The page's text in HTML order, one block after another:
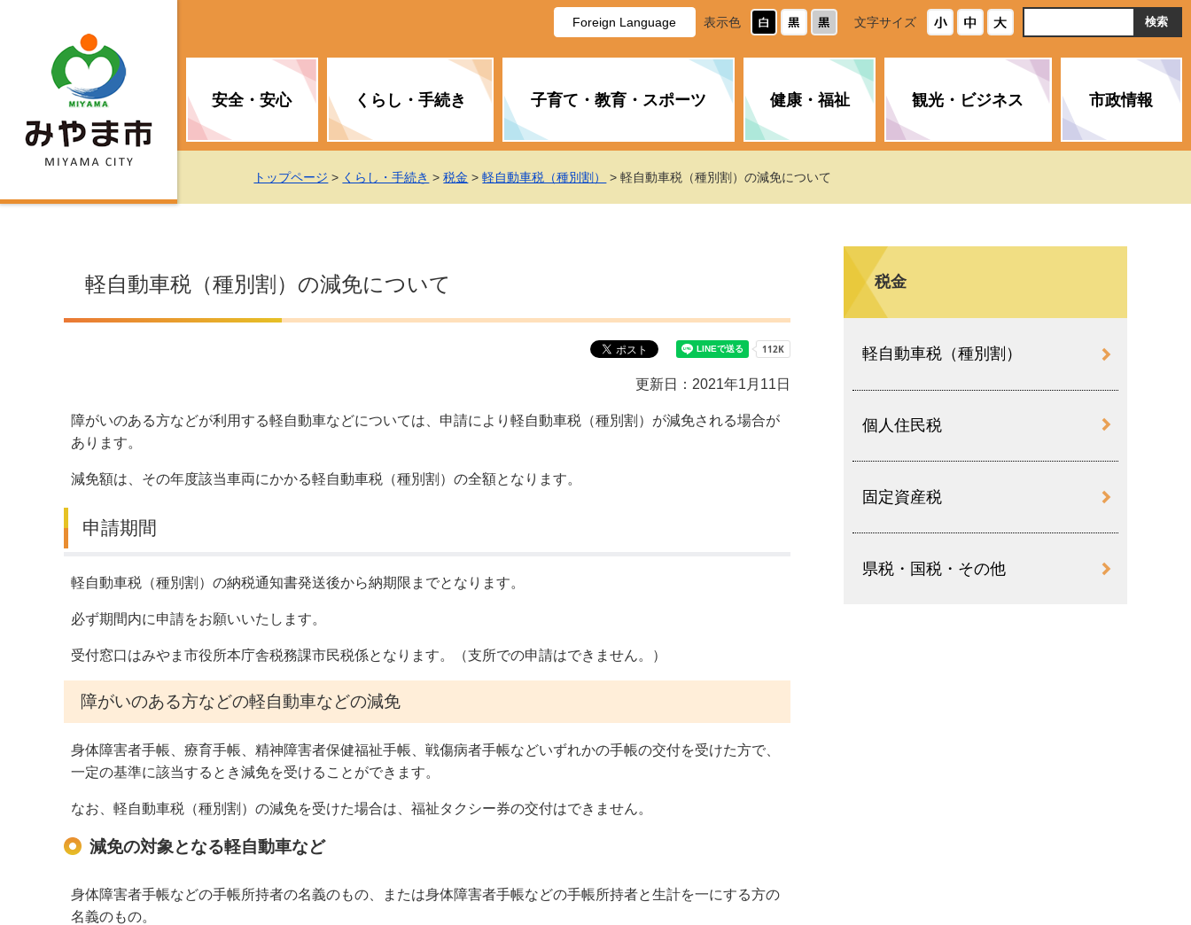
Foreign Language 表示色 文字サイズ
ト
索
安全・安心
お知らせ（安全・安心） 休日・夜間の急病 防災
くらし・手続き
届け出・証明 税金 水道・下水道・浄化槽
移住・定住支援
デジタル地域通貨
子育て・教育・スポーツ
教育 生涯学習
健康・福祉
国民健康保険 計画
新型コロナウイルス感染症に
ついて
観光・ビジネス
観光情報 企業誘致に関すること 商工業
地球温暖化対策
市政情報
市の政策 市長の部屋 市役所ご案内
情報公開と個人情報保護制度
メント
企業版ふるさと納税
トップページ > くらし・手続き >税金 >軽自動車税（種別割） > 軽自動車税（種別割）の減免について
軽自動車税（種別割）の減免について
更新日：2021年1月11日
障がいのある方などが利用する軽自動車などについては、申請により軽自動車税（種別割）が減免される場合が
あります。
減免額は、その年度該当車両にかかる軽自動車税（種別割）の全額となります。
申請期間
軽自動車税（種別割）の納税通知書発送後から納期限までとなります。
必ず期間内に申請をお願いいたします。
受付窓口はみやま市役所本庁舎税務課市民税係となります。（支所での申請はできません。）
障がいのある方などの軽自動車などの減免
身体障害者手帳、療育手帳、精神障害者保健福祉手帳、戦傷病者手帳などいずれかの手帳の交付を受けた方で、
一定の基準に該当するとき減免を受けることができます。
なお、軽自動車税（種別割）の減免を受けた場合は、福祉タクシー券の交付はできません。
減免の対象となる軽自動車など
身体障害者手帳などの手帳所持者の名義のもの、または身体障害者手帳などの手帳所持者と生計を一にする方の
名義のもの。
税金
軽自動車税（種別割）
個人住民税
固定資産税
県税・国税・その他